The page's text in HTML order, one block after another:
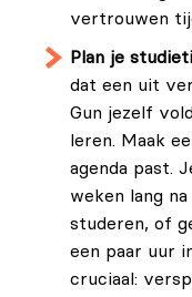
vertrouwen
Plan je
dat een uit
Gun jezelf
leren. Maak
agenda past.
weken lang
studeren, of
een paar uur
cruciaal: